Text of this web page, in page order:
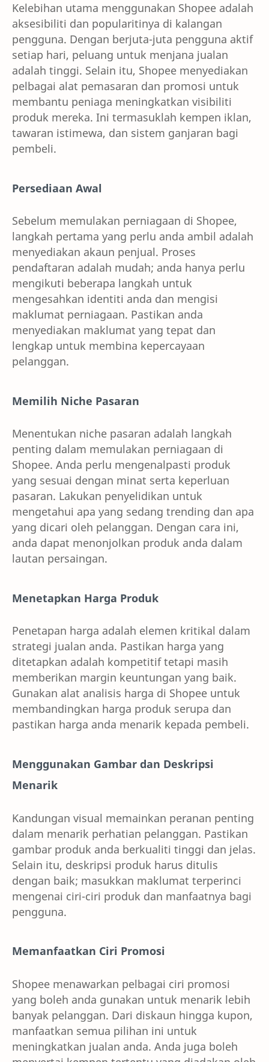
Kelebihan utama menggunakan Shopee adalah
aksesibiliti dan popularitinya di kalangan
pengguna. Dengan berjuta-juta pengguna aktif
setiap hari, peluang untuk menjana jualan
adalah tinggi. Selain itu, Shopee menyediakan
pelbagai alat pemasaran dan promosi untuk
membantu peniaga meningkatkan visibiliti
produk mereka. Ini termasuklah kempen iklan,
tawaran istimewa, dan sistem ganjaran bagi
pembeli.
Persediaan Awal
Sebelum memulakan perniagaan di Shopee,
langkah pertama yang perlu anda ambil adalah
menyediakan akaun penjual. Proses
pendaftaran adalah mudah; anda hanya perlu
mengikuti beberapa langkah untuk
mengesahkan identiti anda dan mengisi
maklumat perniagaan. Pastikan anda
menyediakan maklumat yang tepat dan
lengkap untuk membina kepercayaan
pelanggan.
Memilih Niche Pasaran
Menentukan niche pasaran adalah langkah
penting dalam memulakan perniagaan di
Shopee. Anda perlu mengenalpasti produk
yang sesuai dengan minat serta keperluan
pasaran. Lakukan penyelidikan untuk
mengetahui apa yang sedang trending dan apa
yang dicari oleh pelanggan. Dengan cara ini,
anda dapat menonjolkan produk anda dalam
lautan persaingan.
Menetapkan Harga Produk
Penetapan harga adalah elemen kritikal dalam
strategi jualan anda. Pastikan harga yang
ditetapkan adalah kompetitif tetapi masih
memberikan margin keuntungan yang baik.
Gunakan alat analisis harga di Shopee untuk
membandingkan harga produk serupa dan
pastikan harga anda menarik kepada pembeli.
Menggunakan Gambar dan Deskripsi
Menarik
Kandungan visual memainkan peranan penting
dalam menarik perhatian pelanggan. Pastikan
gambar produk anda berkualiti tinggi dan jelas.
Selain itu, deskripsi produk harus ditulis
dengan baik; masukkan maklumat terperinci
mengenai ciri-ciri produk dan manfaatnya bagi
pengguna.
Memanfaatkan Ciri Promosi
Shopee menawarkan pelbagai ciri promosi
yang boleh anda gunakan untuk menarik lebih
banyak pelanggan. Dari diskaun hingga kupon,
manfaatkan semua pilihan ini untuk
meningkatkan jualan anda. Anda juga boleh